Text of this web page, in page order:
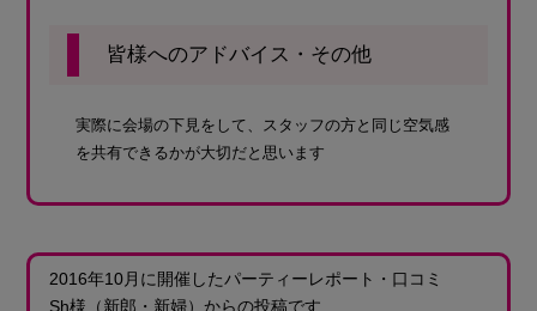
皆様へのアドバイス・その他
実際に会場の下見をして、スタッフの方と同じ空気感
を共有できるかが大切だと思います
2016年10月に開催したパーティーレポート・口コミ
Sh様 （新郎・新婦） からの投稿です